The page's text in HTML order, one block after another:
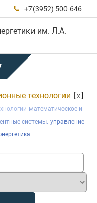
 +7(3952) 500-646
им. Л.А.
технологии [x]
математическое и
системы. управление